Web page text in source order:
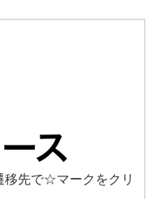
移先で☆マークをクリ